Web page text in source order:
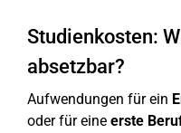
Studienkosten:
absetzbar?
Aufwendungen für ein
oder für eine erste